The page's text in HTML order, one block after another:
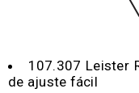
107.307 Leister
de ajuste fácil